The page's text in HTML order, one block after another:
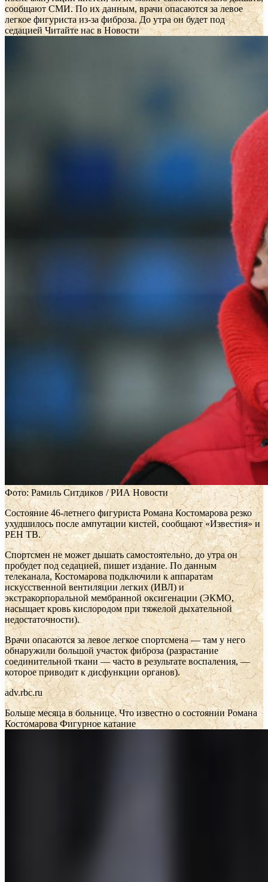
сообщают СМИ. По их данным, врачи опасаются за левое
легкое фигуриста из-за фиброза. До утра он будет под
седацией Читайте нас в Новости
Фото: Рамиль Ситдиков / РИА Новости
Состояние 46-летнего фигуриста Романа Костомарова резко
ухудшилось после ампутации кистей, сообщают «Известия» и
РЕН ТВ.
Спортсмен не может дышать самостоятельно, до утра он
пробудет под седацией, пишет издание. По данным
телеканала, Костомарова подключили к аппаратам
искусственной вентиляции легких (ИВЛ) и
экстракорпоральной мембранной оксигенации (ЭКМО,
насыщает кровь кислородом при тяжелой дыхательной
недостаточности).
Врачи опасаются за левое легкое спортсмена — там у него
обнаружили большой участок фиброза (разрастание
соединительной ткани — часто в результате воспаления, —
которое приводит к дисфункции органов).
adv.rbc.ru
Больше месяца в больнице. Что известно о состоянии Романа
КостомароваФигурное катание